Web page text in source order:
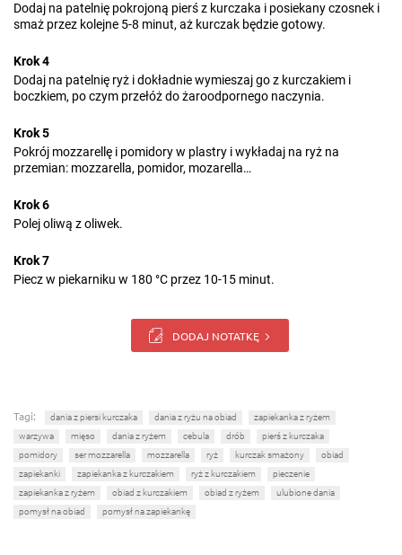
Dodaj na patelnię pokrojoną pierś z kurczaka i posiekany czosnek i
smaż przez kolejne 5-8 minut, aż kurczak będzie gotowy.
Krok 4
Dodaj na patelnię ryż i dokładnie wymieszaj go z kurczakiem i
boczkiem, po czym przełóż do żaroodpornego naczynia.
Krok 5
Pokrój mozzarellę i pomidory w plastry i wykładaj na ryż na
przemian: mozzarella, pomidor, mozarella…
Krok 6
Polej oliwą z oliwek.
Krok 7
Piecz w piekarniku w 180 °C przez 10-15 minut.
DODAJ NOTATKĘ
Tagi: dania z piersi kurczaka dania z ryżu na obiad
zapiekanka z ryżem
warzywa
mięso dania z ryżem cebula drób
pierś z kurczaka
pomidory
ser mozzarella mozzarella ryż kurczak smażony
obiad
zapiekanki
zapiekanka z kurczakiem ryż z kurczakiem
pieczenie
zapiekanka z ryżem
obiad z kurczakiem obiad z ryżem
ulubione dania
pomysł na obiad
pomysł na zapiekankę